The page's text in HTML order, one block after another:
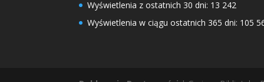
Wyświetlenia z ostatnich 30 dni: 13 242
Wyświetlenia w ciągu ostatnich 365 dni: 105